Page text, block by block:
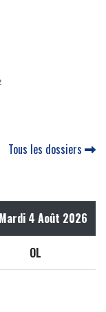
Tous les dossiers
Mardi 4 Août 2026
OL